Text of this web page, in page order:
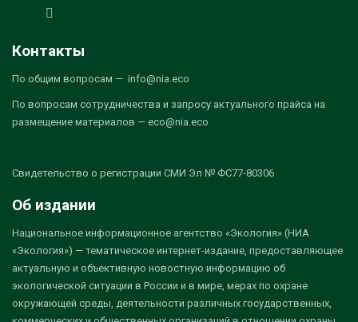
Контакты
По общим вопросам — info@nia.eco
По вопросам сотрудничества и запросу актуального прайса на
размещение материалов — eco@nia.eco
Свидетельство о регистрации СМИ Эл № ФС77-80306
Об издании
Национальное информационное агентство «Экология» (НИА
«Экология») — тематическое интернет-издание, предоставляющее
актуальную и объективную новостную информацию об
экологической ситуации в России и в мире, мерах по охране
окружающей среды, деятельности различных государственных,